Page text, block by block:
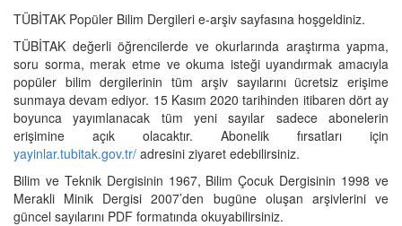
TÜBİTAK Popüler Bilim Dergileri e-arşiv sayfasına hoşgeldiniz.
TÜBİTAK değerli öğrencilerde ve okurlarında araştırma yapma,
soru sorma, merak etme ve okuma isteği uyandırmak amacıyla
popüler bilim dergilerinin tüm arşiv sayılarını ücretsiz erişime
sunmaya devam ediyor. 15 Kasım 2020 tarihinden itibaren dört ay
boyunca yayımlanacak tüm yeni sayılar sadece abonelerin
erişimine açık olacaktır. Abonelik fırsatları için
yayinlar.tubitak.gov.tr/ adresini ziyaret edebilirsiniz.
Bilim ve Teknik Dergisinin 1967, Bilim Çocuk Dergisinin 1998 ve
Merakli Minik Dergisi 2007’den bugüne oluşan arşivlerini ve
güncel sayılarını PDF formatında okuyabilirsiniz.